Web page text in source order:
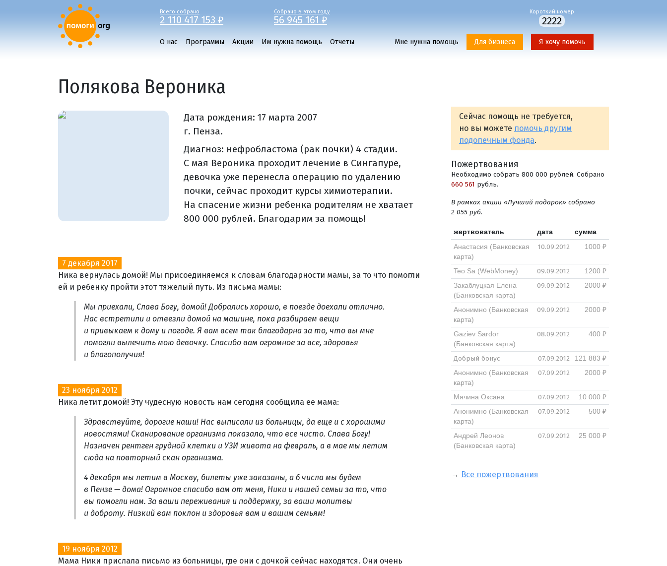
Всего собрано
2 110 417 153 ₽
Собрано в этом году
56 945 161 ₽
Короткий номер
2222
О нас Программы Акции Им нужна помощь Отчеты Мне нужна помощь Для бизнеса Я хочу помочь
Полякова Вероника
Дата рождения:17 марта 2007
г. Пенза.
Диагноз: нефробластома (рак почки) 4 стадии.
С мая Вероника проходит лечение в Сингапуре,
девочка уже перенесла операцию по удалению
почки, сейчас проходит курсы химиотерапии.
На спасение жизни ребенка родителям не хватает
800 000 рублей. Благодарим за помощь!
7 декабря 2017
Ника вернулась домой! Мы присоединяемся к словам благодарности мамы, за то что помогли
ей и ребенку пройти этот тяжелый путь. Из письма мамы:
Мы приехали, Слава Богу, домой! Добрались хорошо, в поезде доехали отлично.
Нас встретили и отвезли домой на машине, пока разбираем вещи
и привыкаем к дому и погоде. Я вам всем так благодарна за то, что вы мне
помогли вылечить мою девочку. Спасибо вам огромное за все, здоровья
и благополучия!
23 ноября 2012
Ника летит домой! Эту чудесную новость нам сегодня сообщила ее мама:
Здравствуйте, дорогие наши! Нас выписали из больницы, да еще и с хорошими
новостями! Сканирование организма показало, что все чисто. Слава Богу!
Назначен рентген грудной клетки и УЗИ живота на февраль, а в мае мы летим
сюда на повторный скан организма.
4 декабря мы летим в Москву, билеты уже заказаны, а 6 числа мы будем
в Пензе — дома! Огромное спасибо вам от меня, Ники и нашей семьи за то, что
вы помогли нам. За ваши переживания и поддержку, за ваши молитвы
и доброту. Низкий вам поклон и здоровья вам и вашим семьям!
19 ноября 2012
Мама Ники прислала письмо из больницы, где они с дочкой сейчас находятся. Они очень
Сейчас помощь не требуется,
но вы можете помочь другим
подопечным фонда.
Пожертвования
Необходимо собрать 800 000 рублей. Собрано
660 561 рубль.
В рамках акции «Лучший подарок» собрано
2 055 руб.
жертвователь дата
сумма
Анастасия (Банковская
карта)
10.09.2012 1000 ₽
Teo Sa (WebMoney) 09.09.2012
1200 ₽
Закаблуцкая Елена
(Банковская карта)
09.09.2012 2000 ₽
Анонимно (Банковская
карта)
09.09.2012 2000 ₽
Gaziev Sardor
(Банковская карта)
08.09.2012 400 ₽
Добрый бонус 07.09.2012
121 883 ₽
Анонимно (Банковская
карта)
07.09.2012 2000 ₽
Мячина Оксана 07.09.2012
10 000 ₽
Анонимно (Банковская
карта)
07.09.2012 500 ₽
Андрей Леонов
(Банковская карта)
07.09.2012 25 000 ₽
→ Все пожертвования